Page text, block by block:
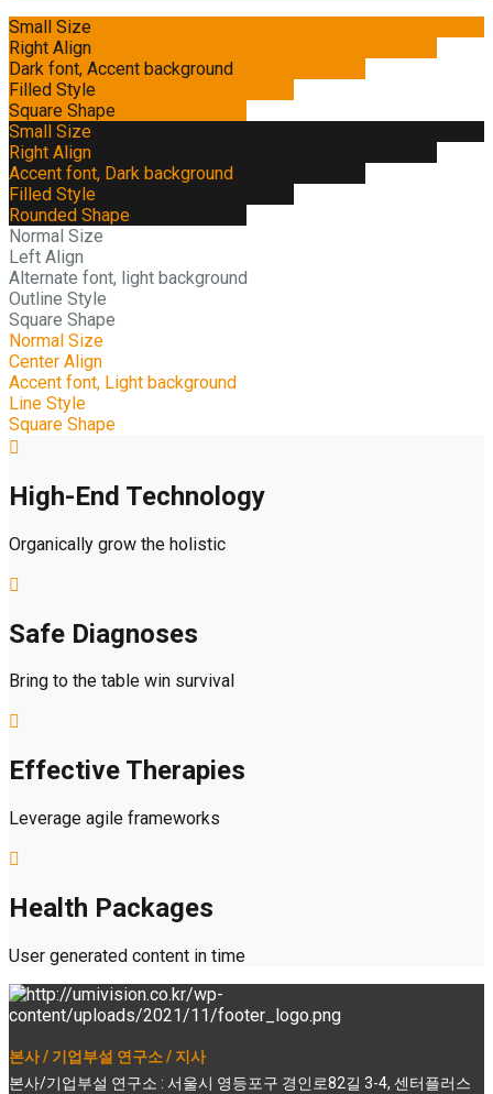
Small Size
Right Align
Dark font, Accent background
Filled Style
Square Shape
Small Size
Right Align
Accent font, Dark background
Filled Style
Rounded Shape
Normal Size
Left Align
Alternate font, light background
Outline Style
Square Shape
Normal Size
Center Align
Accent font, Light background
Line Style
Square Shape
High-End Technology
Organically grow the holistic
Safe Diagnoses
Bring to the table win survival
Effective Therapies
Leverage agile frameworks
Health Packages
User generated content in time
본사 / 기업부설 연구소 / 지사
본사/기업부설 연구소 : 서울시 영등포구 경인로82길 3-4, 센터플러스